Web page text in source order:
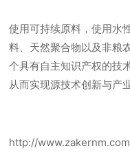
使用可持续原料，使用水
料、天然聚合物以及非粮
个具有自主知识产权的技
从而实现源技术创新与产
http://www.zakernm.com